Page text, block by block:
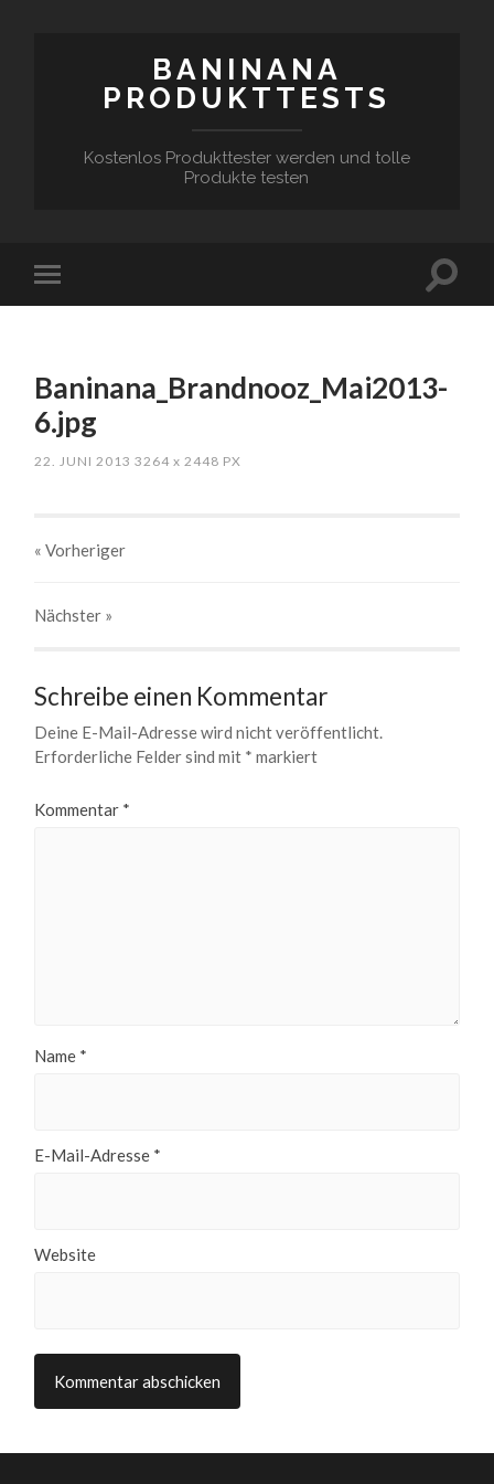
BANINANA
PRODUKTTESTS
Kostenlos Produkttester werden und tolle
Produkte testen
Baninana_Brandnooz_Mai2013-
6.jpg
22. JUNI 2013 3264x 2448 PX
« Vorheriger
Nächster »
Schreibe einen Kommentar
Deine E-Mail-Adresse wird nicht veröffentlicht.
Erforderliche Felder sind mit * markiert
Kommentar *
Name *
E-Mail-Adresse *
Website